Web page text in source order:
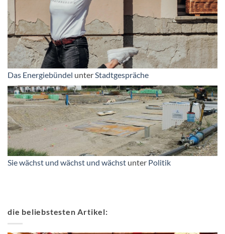
Das Energiebündel unter Stadtgespräche
Sie wächst und wächst und wächst unter Politik
die beliebstesten Artikel: